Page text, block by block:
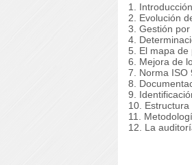
1.
2. Evolución
3. Gestión por
4.
5. El mapa de
6. Mejora de
7. Norma ISO
8.
9.
10. Estructura
11.
12. La